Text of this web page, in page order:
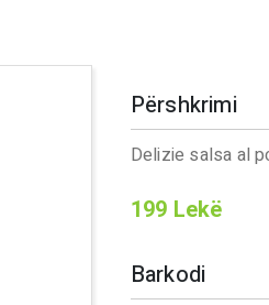
Përshkrimi
Delizie salsa al
199 Lekë
Barkodi